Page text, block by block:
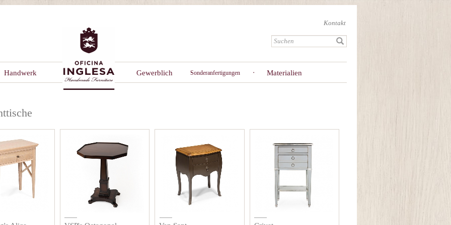
Kontakt
Handwerk Gewerblich Sonderanfertigungen Materialien